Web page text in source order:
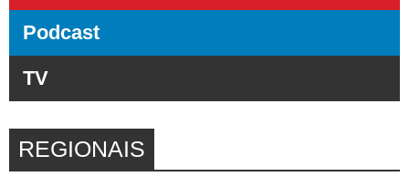
Podcast
TV
REGIONAIS